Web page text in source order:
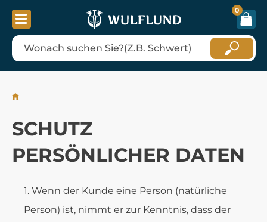
0
SCHUTZ
PERSÖNLICHER DATEN
Wenn der Kunde eine Person (natürliche
Person) ist, nimmt er zur Kenntnis, dass der